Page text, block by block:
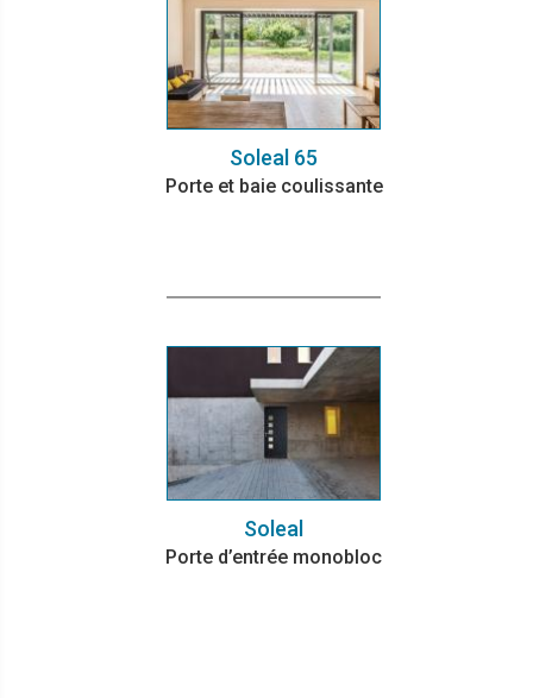
Soleal 65
Porte et baie coulissante
Soleal
Porte d’entrée monobloc